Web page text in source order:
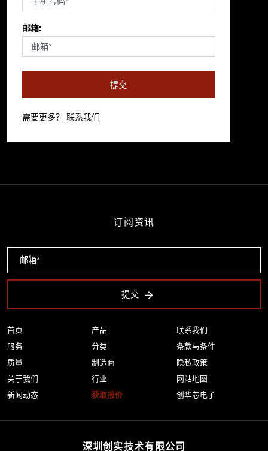
邮箱:
提交
需要更多？ 联系我们
首页
服务
质量
关于我们
新闻动态
产品
分类
制造商
行业
获取报价
联系我们
条款与条件
隐私政策
网站地图
创华芯电子
订阅资讯
提交
深圳创实技术有限公司